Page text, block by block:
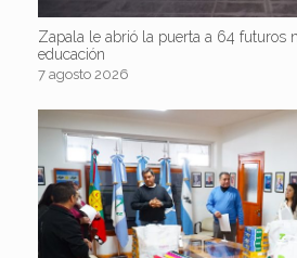
Zapala le abrió la puerta a 64 futuros
educación
7 agosto 2026